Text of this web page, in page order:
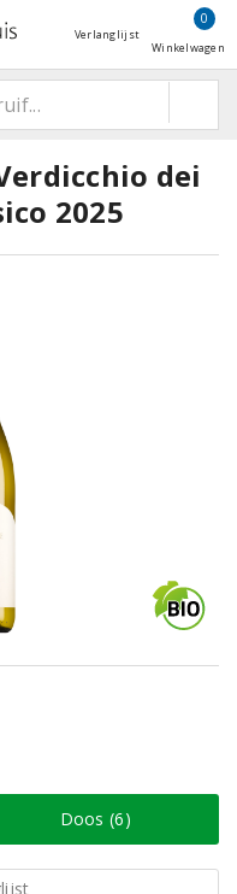
Verlanglijst
0
Winkelwagen
dei
2025
Doos (6)